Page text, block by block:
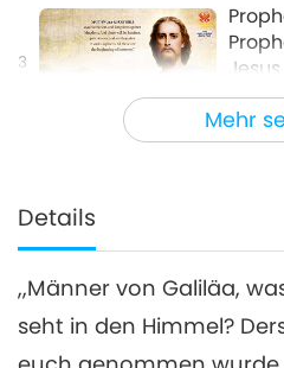
Mehr
3
Die
und
Mehrteilige Reihe mit historischen
Vorhersagen über unseren Planeten
4
22:09
Die
und
Herrn)
Mehrteilige Reihe mit historischen
Details
,,Männer von Galiläa,
seht in den Himmel?